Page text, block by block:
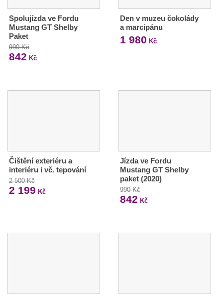
Spolujízda ve Fordu
Mustang GT Shelby
Paket
990 Kč
842 Kč
Den v muzeu čokolády
a marcipánu
1 980 Kč
Čištění exteriéru a
interiéru i vč. tepování
2 500 Kč
2 199 Kč
Jízda ve Fordu
Mustang GT Shelby
paket (2020)
990 Kč
842 Kč